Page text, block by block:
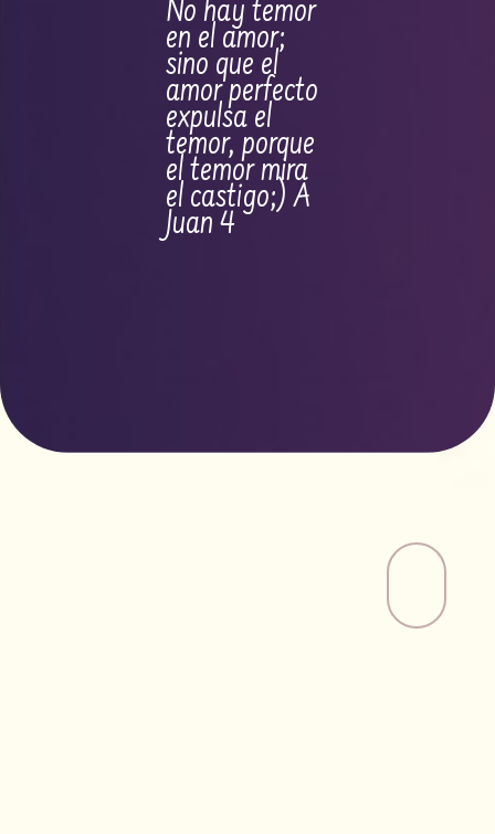
No hay temor
en el amor;
sino que el
amor perfecto
expulsa el
temor, porque
el temor mira
el castigo;) A
Juan 4